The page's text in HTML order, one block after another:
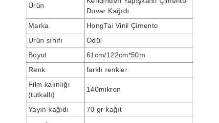
Ürün
Duvar Kağıdı
Marka
HongTai Vinil Çimento
Ürün sınıfı
Ödül
Boyut
61cm/122cm*50m
Renk
farklı renkler
Film kalınlığı
(tutkallı)
140mikron
Yayın kağıdı
70 gr kağıt